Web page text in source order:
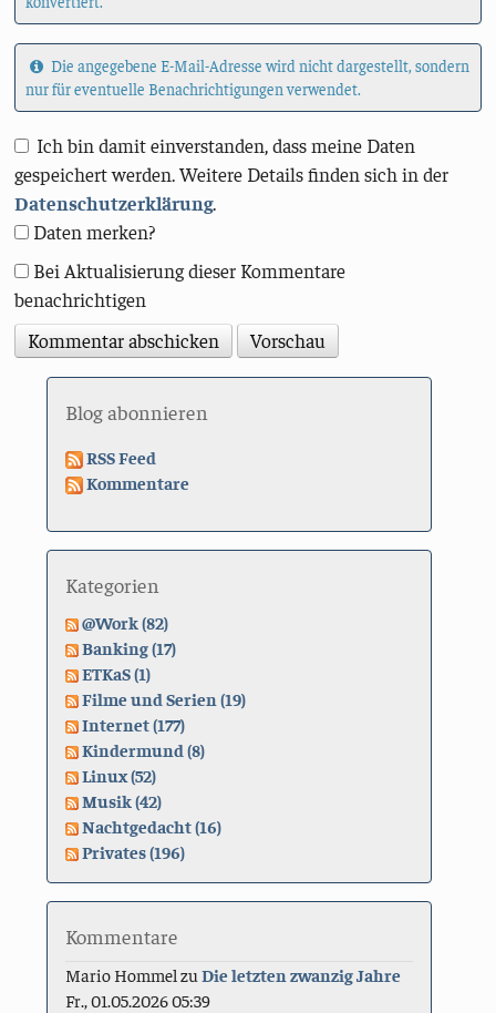
Die angegebene E-Mail-Adresse wird nicht dargestellt, sondern
nur für eventuelle Benachrichtigungen verwendet.
Ich bin damit einverstanden, dass meine Daten
gespeichert werden. Weitere Details finden sich in der
Datenschutzerklärung.
Daten merken?
Bei Aktualisierung dieser Kommentare
benachrichtigen
Blog abonnieren
RSS Feed
Kommentare
Kategorien
@Work (82)
Banking (17)
ETKaS (1)
Filme und Serien (19)
Internet (177)
Kindermund (8)
Linux (52)
Musik (42)
Nachtgedacht (16)
Privates (196)
Kommentare
Mario Hommel zuDie letzten zwanzig Jahre
Fr., 01.05.2026 05:39